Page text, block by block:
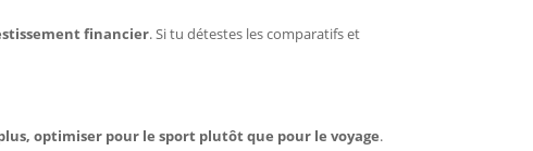
financier. Si tu détestes les comparatifs et
optimiser pour le sport plutôt que pour le voyage.